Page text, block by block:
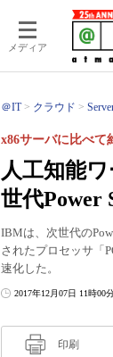
メディア
＠IT クラウド
人工知能
世代Power
x86サーバに比べて
IBMは、次世代の
されたプロセッサ「
速化した。
2017年12月07日 11時00
印刷